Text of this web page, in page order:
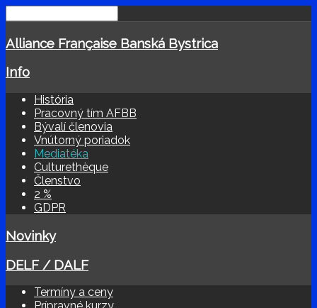
Alliance Française Banská Bystrica
Info
História
Pracovný tím AFBB
Bývalí členovia
Vnútorný poriadok
Mediatéka
Culturethèque
Členstvo
2 %
GDPR
Novinky
DELF / DALF
Termíny a ceny